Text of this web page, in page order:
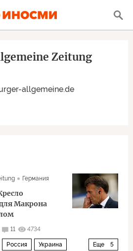
allgemeine.de
Zeitung
Германия
Макрона
11 4734
Еще 5
Россия Украина